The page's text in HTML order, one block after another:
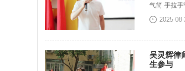
气筒 手拉
2025-
吴灵辉律
生参与